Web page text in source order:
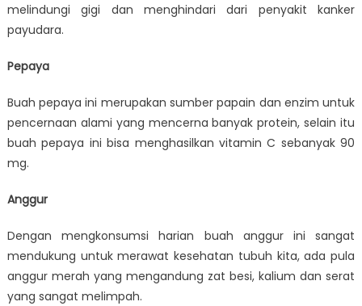
melindungi gigi dan menghindari dari penyakit kanker
payudara.
Pepaya
Buah pepaya ini merupakan sumber papain dan enzim untuk
pencernaan alami yang mencerna banyak protein, selain itu
buah pepaya ini bisa menghasilkan vitamin C sebanyak 90
mg.
Anggur
Dengan mengkonsumsi harian buah anggur ini sangat
mendukung untuk merawat kesehatan tubuh kita, ada pula
anggur merah yang mengandung zat besi, kalium dan serat
yang sangat melimpah.